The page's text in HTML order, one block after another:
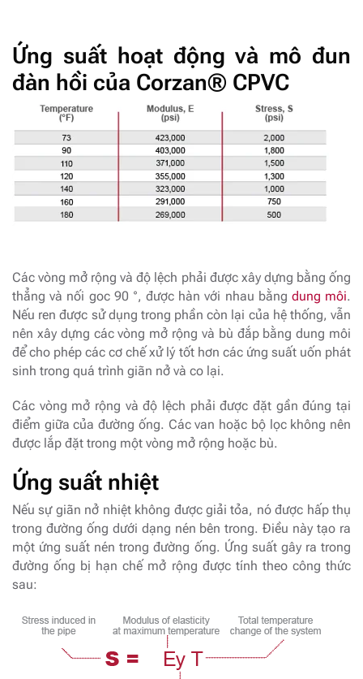
Ứng suất hoạt động và mô đun
đàn hồi của Corzan® CPVC
Các vòng mở rộng và độ lệch phải được xây dựng bằng ống
thẳng và nối goc 90 °, được hàn với nhau bằng dung môi.
Nếu ren được sử dụng trong phần còn lại của hệ thống, vẫn
nên xây dựng các vòng mở rộng và bù đắp bằng dung môi
để cho phép các cơ chế xử lý tốt hơn các ứng suất uốn phát
sinh trong quá trình giãn nở và co lại.
Các vòng mở rộng và độ lệch phải được đặt gần đúng tại
điểm giữa của đường ống. Các van hoặc bộ lọc không nên
được lắp đặt trong một vòng mở rộng hoặc bù.
Ứng suất nhiệt
Nếu sự giãn nở nhiệt không được giải tỏa, nó được hấp thụ
trong đường ống dưới dạng nén bên trong. Điều này tạo ra
một ứng suất nén trong đường ống. Ứng suất gây ra trong
đường ống bị hạn chế mở rộng được tính theo công thức
sau: